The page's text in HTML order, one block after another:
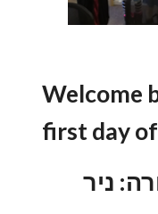
Welcome
first day
ניר